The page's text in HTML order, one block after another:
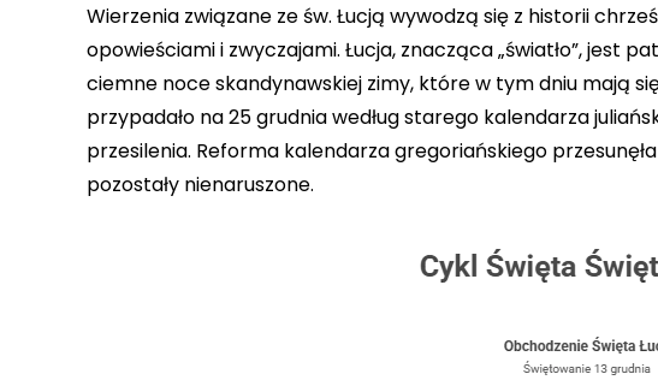
Wierzenia związane ze św. Łucją wywodzą się z historii
opowieściami i zwyczajami. Łucja, znacząca „światło”, jest
ciemne noce skandynawskiej zimy, które w tym dniu mają
przypadało na 25 grudnia według starego kalendarza
przesilenia. Reforma kalendarza gregoriańskiego
pozostały nienaruszone.